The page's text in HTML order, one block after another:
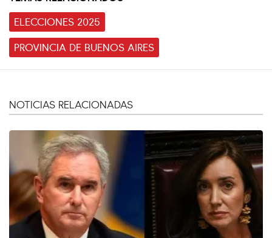
ELECCIONES 2025
PROVINCIA DE BUENOS AIRES
NOTICIAS RELACIONADAS